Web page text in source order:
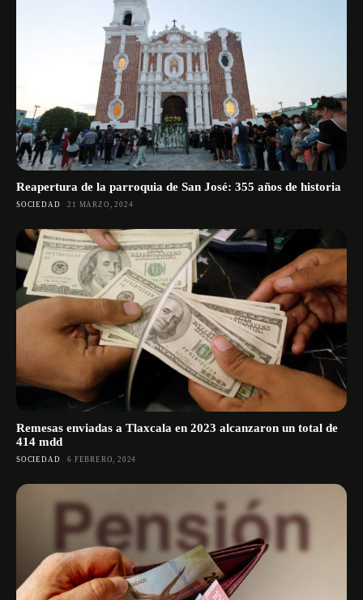
Reapertura de la parroquia de San José: 355 años de historia
SOCIEDAD 21 MARZO, 2024
Remesas enviadas a Tlaxcala en 2023 alcanzaron un total de
414 mdd
SOCIEDAD 6 FEBRERO, 2024